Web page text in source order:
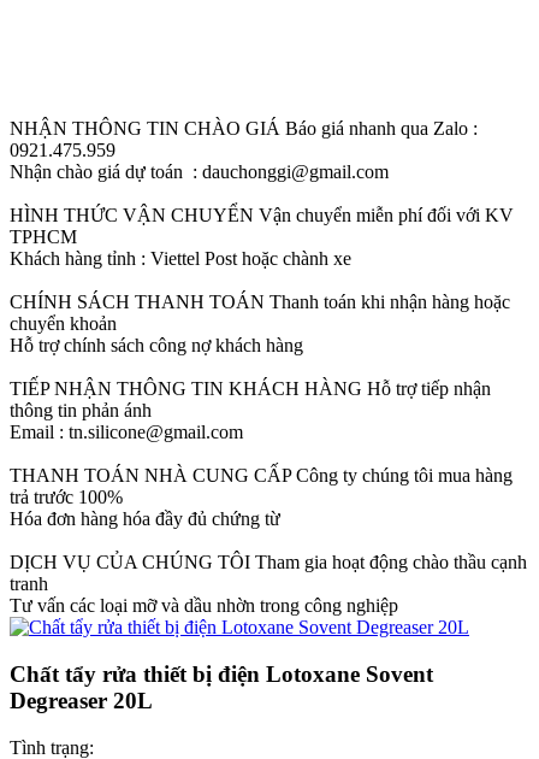
NHẬN THÔNG TIN CHÀO GIÁ Báo giá nhanh qua Zalo :
0921.475.959
Nhận chào giá dự toán : dauchonggi@gmail.com
HÌNH THỨC VẬN CHUYỂN Vận chuyển miễn phí đối với KV
TPHCM
Khách hàng tỉnh : Viettel Post hoặc chành xe
CHÍNH SÁCH THANH TOÁN Thanh toán khi nhận hàng hoặc
chuyển khoản
Hỗ trợ chính sách công nợ khách hàng
TIẾP NHẬN THÔNG TIN KHÁCH HÀNG Hỗ trợ tiếp nhận
thông tin phản ánh
Email : tn.silicone@gmail.com
THANH TOÁN NHÀ CUNG CẤP Công ty chúng tôi mua hàng
trả trước 100%
Hóa đơn hàng hóa đầy đủ chứng từ
DỊCH VỤ CỦA CHÚNG TÔI Tham gia hoạt động chào thầu cạnh
tranh
Tư vấn các loại mỡ và dầu nhờn trong công nghiệp
Chất tẩy rửa thiết bị điện Lotoxane Sovent
Degreaser 20L
Tình trạng: